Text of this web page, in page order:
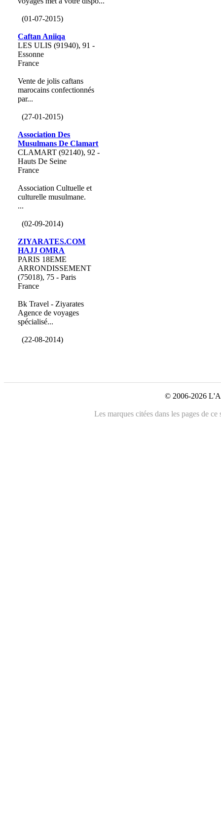
(01-07-2015)
Caftan Aniiqa
LES ULIS (91940), 91 -
Essonne
France
Vente de jolis caftans
marocains confectionnés
par...
(27-01-2015)
Association Des
Musulmans De Clamart
CLAMART (92140), 92 -
Hauts De Seine
France
Association Cultuelle et
culturelle musulmane.
...
(02-09-2014)
ZIYARATES.COM
HAJJ OMRA
PARIS 18EME
ARRONDISSEMENT
(75018), 75 - Paris
France
Bk Travel - Ziyarates
Agence de voyages
spécialisé...
(22-08-2014)
© 2006-2026
Les marques citées dans les pages de